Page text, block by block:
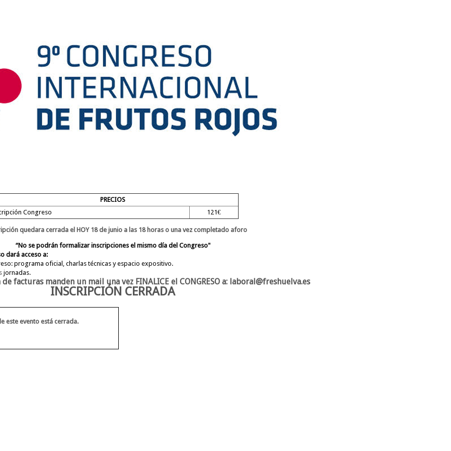
PRECIOS
Congreso
121€
quedara cerrada el HOY 18 de junio a las 18 horas o una vez completado aforo
“No se podrán formalizar inscripciones el mismo día del Congreso"
dará acceso a:
programa oficial, charlas técnicas y espacio expositivo.
jornadas.
facturas manden un mail una vez FINALICE el CONGRESO a: laboral@freshuelva.es
INSCRIPCIÓN CERRADA
este evento está cerrada.